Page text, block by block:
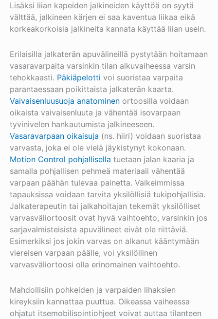
Lisäksi liian kapeiden jalkineiden käyttöä on syytä
välttää, jalkineen kärjen ei saa kaventua liikaa eikä
korkeakorkoisia jalkineita kannata käyttää liian usein.
Erilaisilla jalkaterän apuvälineillä pystytään hoitamaan
vasaravarpaita varsinkin tilan alkuvaiheessa varsin
tehokkaasti. Päkiäpelotti voi suoristaa varpaita
parantaessaan poikittaista jalkaterän kaarta.
Vaivaisenluusuoja anatominen ortoosilla voidaan
oikaista vaivaisenluuta ja vähentää isovarpaan
tyvinivelen hankautumista jalkineeseen.
Vasaravarpaan oikaisuja (ns. hiiri) voidaan suoristaa
varvasta, joka ei ole vielä jäykistynyt kokonaan.
Motion Control pohjallisella tuetaan jalan kaaria ja
samalla pohjallisen pehmeä materiaali vähentää
varpaan päähän tulevaa painetta. Vaikeimmissa
tapauksissa voidaan tarvita yksilöllisiä tukipohjallisia.
Jalkaterapeutin tai jalkahoitajan tekemät yksilölliset
varvasväliortoosit ovat hyvä vaihtoehto, varsinkin jos
sarjavalmisteisista apuvälineet eivät ole riittäviä.
Esimerkiksi jos jokin varvas on alkanut kääntymään
viereisen varpaan päälle, voi yksilöllinen
varvasväliortoosi olla erinomainen vaihtoehto.
Mahdollisiin pohkeiden ja varpaiden lihaksien
kireyksiin kannattaa puuttua. Oikeassa vaiheessa
ohjatut itsemobilisointiohjeet voivat auttaa tilanteen